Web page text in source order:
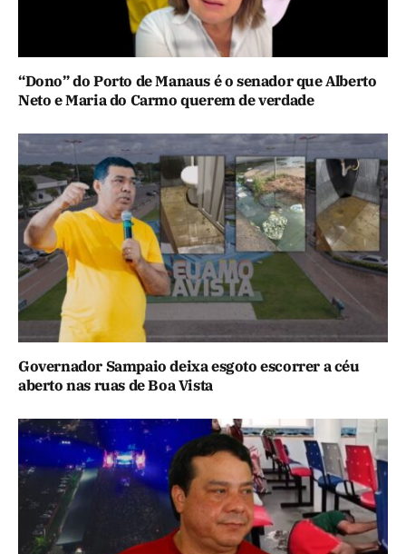
“Dono” do Porto de Manaus é o senador que Alberto
Neto e Maria do Carmo querem de verdade
Governador Sampaio deixa esgoto escorrer a céu
aberto nas ruas de Boa Vista